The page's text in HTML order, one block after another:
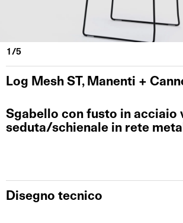
Log Mesh ST, Manenti +
Sgabello con fusto in acciaio
seduta/schienale in rete
Disegno tecnico